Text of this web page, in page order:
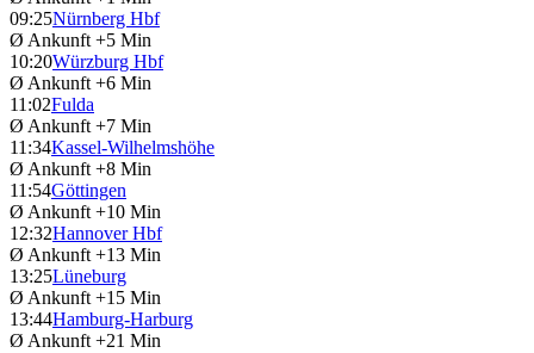
09:25Nürnberg Hbf
Ø Ankunft +5 Min
10:20Würzburg Hbf
Ø Ankunft +6 Min
11:02Fulda
Ø Ankunft +7 Min
11:34Kassel-Wilhelmshöhe
Ø Ankunft +8 Min
11:54Göttingen
Ø Ankunft +10 Min
12:32Hannover Hbf
Ø Ankunft +13 Min
13:25Lüneburg
Ø Ankunft +15 Min
13:44Hamburg-Harburg
Ø Ankunft +21 Min